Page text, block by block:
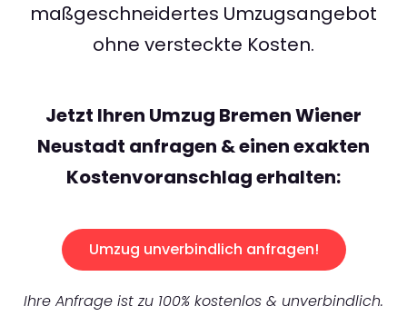
maßgeschneidertes Umzugsangebot
ohne versteckte Kosten.
Jetzt Ihren Umzug Bremen Wiener
Neustadt anfragen & einen exakten
Kostenvoranschlag erhalten:
Umzug unverbindlich anfragen!
Ihre Anfrage ist zu 100% kostenlos & unverbindlich.